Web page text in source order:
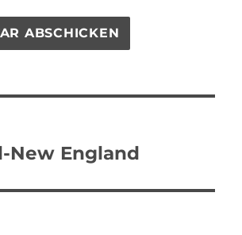
New England